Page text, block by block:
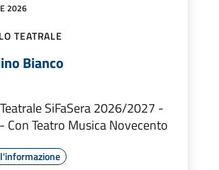
2026
TEATRALE
Bianco
SiFaSera 2026/2027 -
Con Teatro Musica Novecento